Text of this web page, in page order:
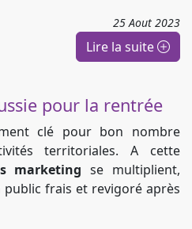
25 Aout 2023
Lire la suite
pour la rentrée
clé pour bon nombre
territoriales. A cette
marketing se multiplient,
frais et revigoré après